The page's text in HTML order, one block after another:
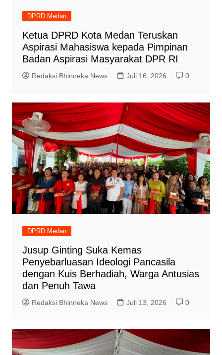
DPRD Medan
Ketua DPRD Kota Medan Teruskan
Aspirasi Mahasiswa kepada Pimpinan
Badan Aspirasi Masyarakat DPR RI
Redaksi Bhinneka News Juli 16, 2026 0
DPRD Medan
Jusup Ginting Suka Kemas
Penyebarluasan Ideologi Pancasila
dengan Kuis Berhadiah, Warga Antusias
dan Penuh Tawa
Redaksi Bhinneka News Juli 13, 2026 0